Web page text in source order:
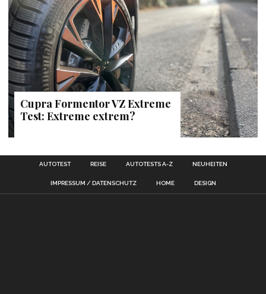
Cupra Formentor VZ Extreme
Test: Extreme extrem?
AUTOTEST REISE AUTOTESTS A-Z NEUHEITEN
IMPRESSUM / DATENSCHUTZ HOME DESIGN